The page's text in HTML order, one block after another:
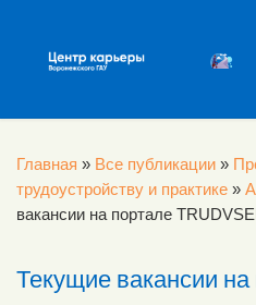
Главная » Все публикации »
трудоустройству и практике »
вакансии на портале
Текущие вакансии на